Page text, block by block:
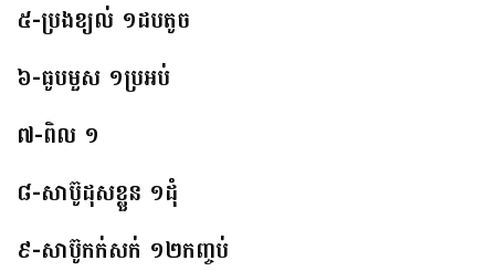
៥-ប្រងខ្យល់ ១ដបតូច
៦-ធូបមួស ១ប្រអប់
៧-ពិល ១
៨-សាប៊ូដុសខ្លួន ១ដុំ
៩-សាប៊ូកក់សក់ ១២កញ្ចប់